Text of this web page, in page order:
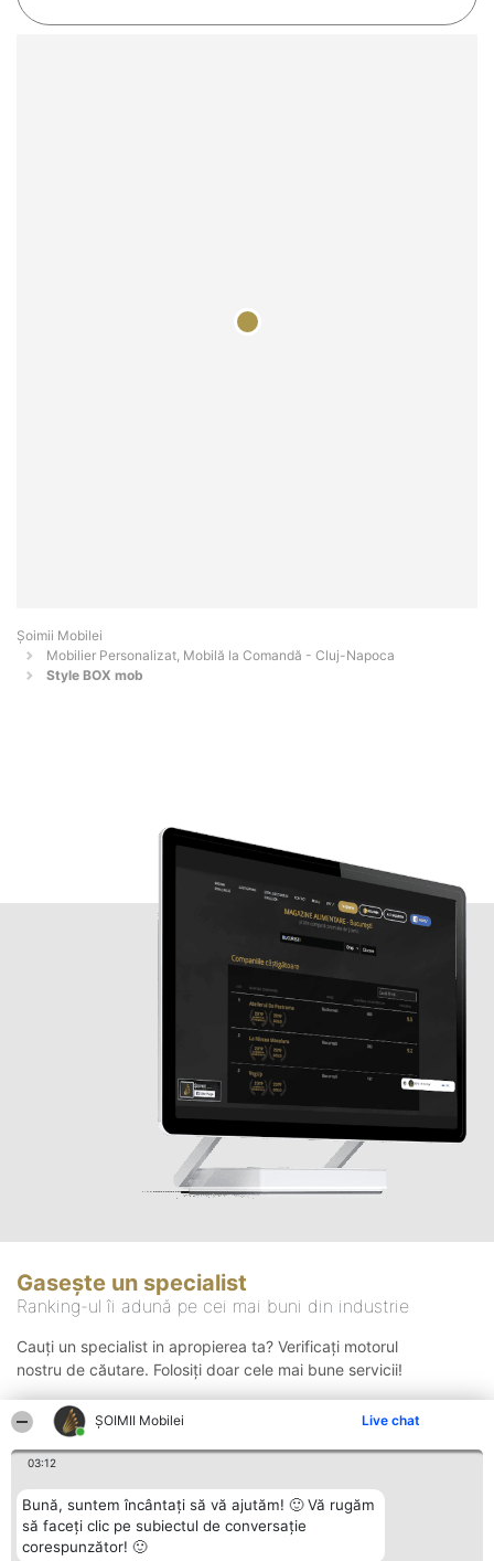
ȘOIMII Mobilei Live chat
03:12
Bună, suntem încântați să vă ajutăm! 🙂 Vă rugăm
să faceți clic pe subiectul de conversație
corespunzător! 🙂
Șoimii Mobilei
Mobilier Personalizat, Mobilă la Comandă - Cluj-Napoca
Style BOX mob
Gasește un specialist
Ranking-ul îi adună pe cei mai buni din industrie
Cauți un specialist in apropierea ta? Verificați motorul
nostru de căutare. Folosiți doar cele mai bune servicii!